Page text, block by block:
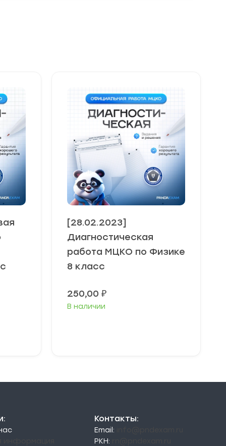
[28.02.2023]
Диагностическая
работа МЦКО по Физике
8 класс
250,00 ₽
В наличии
Контакты:
Email:
РКН: